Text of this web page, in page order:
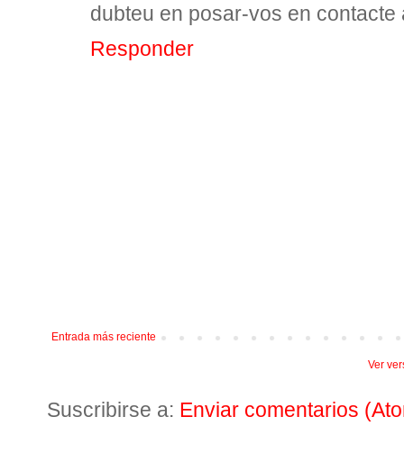
dubteu en posar-vos en contacte
Responder
Entrada más reciente
Ver
Suscribirse a: Enviar comentarios